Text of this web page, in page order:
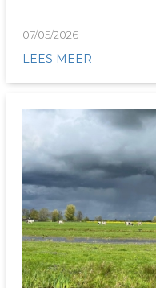
07/05/2026
LEES MEER